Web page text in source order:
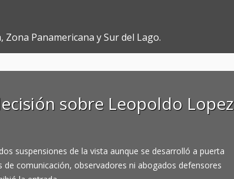
Panamericana y Sur del Lago.
sobre Leopoldo Lopez
suspensiones de la vista aunque se desarrolló a puerta
de comunicación, observadores ni abogados defensores